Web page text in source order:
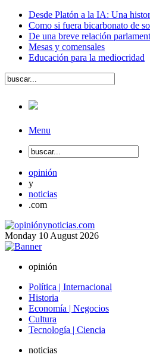
Desde Platón a la IA: Una
Como si fuera bicarbonato de
De una breve relación
Mesas y comensales
Educación para la mediocridad
Menu
opinión
y
noticias
.com
Monday 10 August 2026
opinión
Política | Internacional
Historia
Economía | Negocios
Cultura
Tecnología | Ciencia
noticias